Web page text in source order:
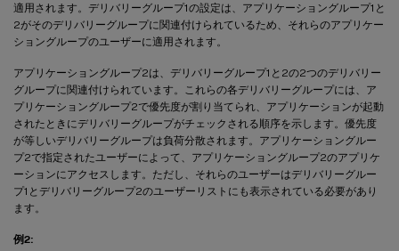
適用されます。デリバリーグループ1の設定は、アプリケーショングループ1と
2がそのデリバリーグループに関連付けられているため、それらのアプリケー
ショングループのユーザーに適用されます。
アプリケーショングループ2は、デリバリーグループ1と2の2つのデリバリー
グループに関連付けられています。これらの各デリバリーグループには、ア
プリケーショングループ2で優先度が割り当てられ、アプリケーションが起動
されたときにデリバリーグループがチェックされる順序を示します。優先度
が等しいデリバリーグループは負荷分散されます。アプリケーショングルー
プ2で指定されたユーザーによって、アプリケーショングループ2のアプリケ
ーションにアクセスします。ただし、それらのユーザーはデリバリーグルー
プ1とデリバリーグループ2のユーザーリストにも表示されている必要があり
ます。
例2: